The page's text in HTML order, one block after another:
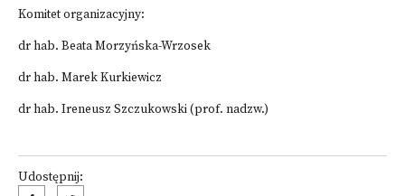
Komitet organizacyjny:
dr hab. Beata Morzyńska-Wrzosek
dr hab. Marek Kurkiewicz
dr hab. Ireneusz Szczukowski (prof. nadzw.)
Udostępnij: